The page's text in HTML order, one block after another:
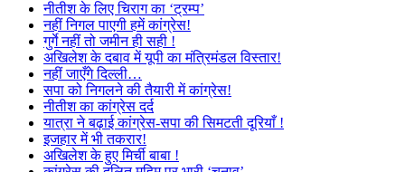
नीतीश के लिए चिराग का ‘ट्रम्प’
नहीं निगल पाएगी हमें कांग्रेस!
गुर्गे नहीं तो जमीन ही सही !
अखिलेश के दबाव में यूपी का मंत्रिमंडल विस्तार!
नहीं जाएँगे दिल्ली…
सपा को निगलने की तैयारी में कांग्रेस!
नीतीश का कांग्रेस दर्द
यात्रा ने बढ़ाई कांग्रेस-सपा की सिमटती दूरियाँ !
इजहार में भी तकरार!
अखिलेश के हुए मिर्ची बाबा !